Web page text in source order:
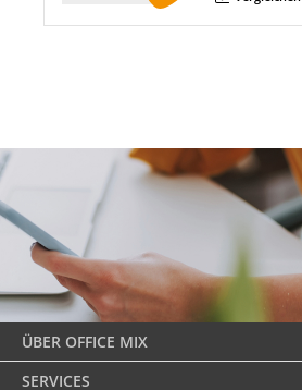
ÜBER OFFICE MIX
SERVICES